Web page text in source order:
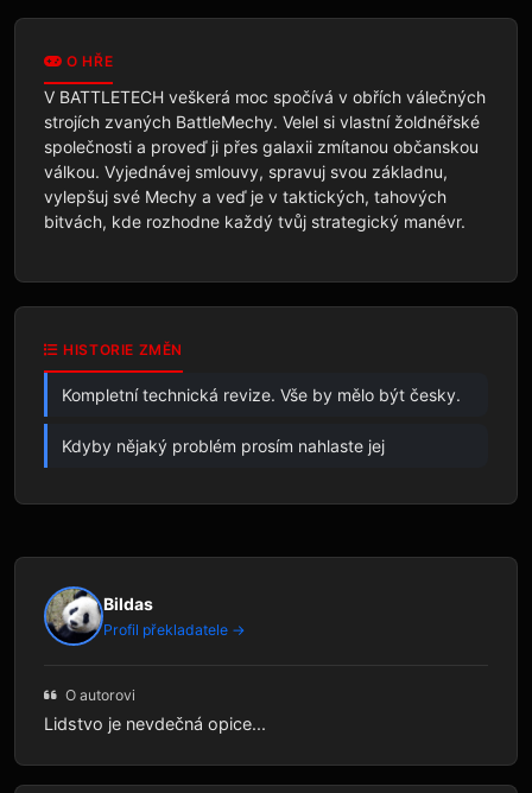
O HŘE
V BATTLETECH veškerá moc spočívá v obřích válečných
strojích zvaných BattleMechy. Velel si vlastní žoldnéřské
společnosti a proveď ji přes galaxii zmítanou občanskou
válkou. Vyjednávej smlouvy, spravuj svou základnu,
vylepšuj své Mechy a veď je v taktických, tahových
bitvách, kde rozhodne každý tvůj strategický manévr.
HISTORIE ZMĚN
Kompletní technická revize. Vše by mělo být česky.
Kdyby nějaký problém prosím nahlaste jej
Bildas
Profil překladatele →
O autorovi
Lidstvo je nevdečná opice...